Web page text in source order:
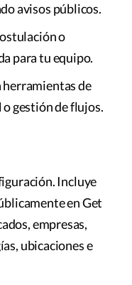
avisos públicos.
o
para tu equipo.
herramientas de
gestión de flujos.
Incluye
en Get
empresas,
ubicaciones e